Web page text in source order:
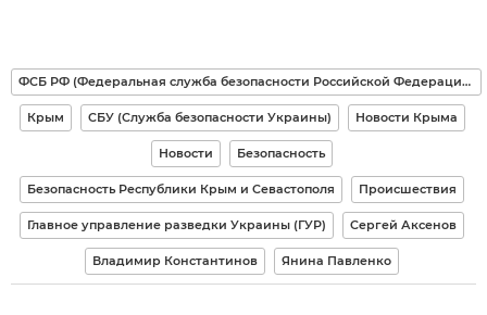
ФСБ РФ (Федеральная служба безопасности Российской Федерации)
Крым СБУ (Служба безопасности Украины) Новости Крыма
Новости Безопасность
Безопасность Республики Крым и Севастополя Происшествия
Главное управление разведки Украины (ГУР) Сергей Аксенов
Владимир Константинов Янина Павленко